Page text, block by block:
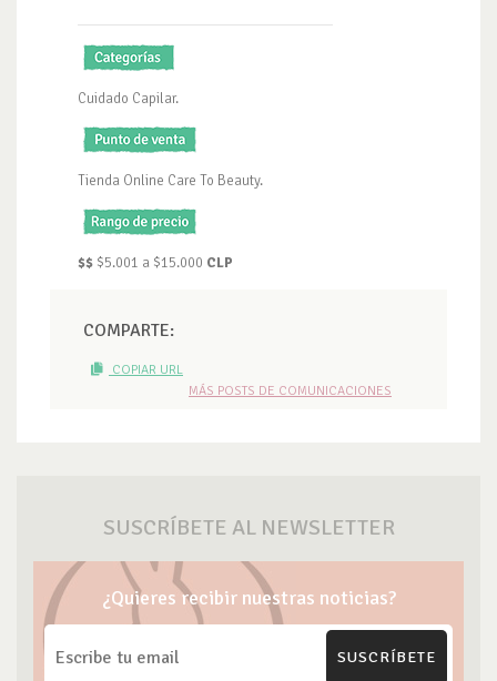
Cuidado Capilar.
Tienda Online Care To Beauty.
$$ $5.001 a $15.000 CLP
COMPARTE:
COPIAR URL
MÁS POSTS DE COMUNICACIONES
SUSCRÍBETE AL NEWSLETTER
¿Quieres recibir nuestras noticias?
SUSCRÍBETE